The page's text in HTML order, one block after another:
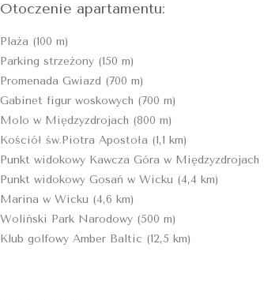
Otoczenie apartamentu:
Plaża (100 m)
Parking strzeżony (150 m)
Promenada Gwiazd (700 m)
Gabinet figur woskowych (700 m)
Molo w Międzyzdrojach (800 m)
Kościół św.Piotra Apostoła (1,1 km)
Punkt widokowy Kawcza Góra w Międzyzdrojach
Punkt widokowy Gosań w Wicku (4,4 km)
Marina w Wicku (4,6 km)
Woliński Park Narodowy (500 m)
Klub golfowy Amber Baltic (12,5 km)